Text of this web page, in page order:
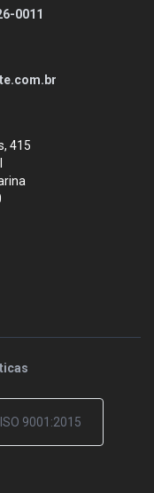
0011
415
ISO 9001:2015